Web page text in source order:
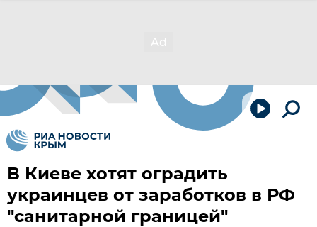
В Киеве хотят оградить
украинцев от заработков в РФ
"санитарной границей"